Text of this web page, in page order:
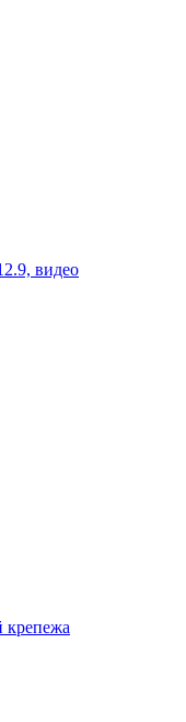
видео
крепежа